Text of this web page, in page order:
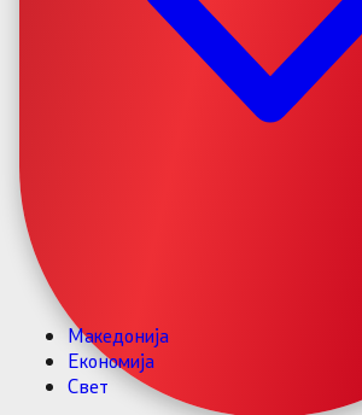
Македонија
Економија
Свет